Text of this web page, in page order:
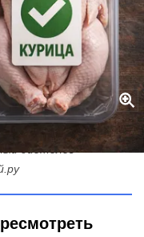
только целую курицу:
диетолог